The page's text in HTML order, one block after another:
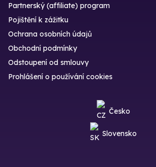
Partnerský (affiliate) program
Pojištění k zážitku
Ochrana osobních údajů
Obchodní podmínky
Odstoupení od smlouvy
Prohlášení o používání cookies
Česko
Slovensko